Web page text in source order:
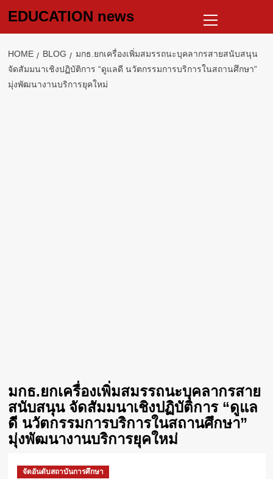
EDUCATION news
Menu
HOME BLOG
มกธ.ยกเครื่องเพิ่มสมรรถนะบุคลากรสายสนับสนุน
จัดสัมมนาเชิงปฏิบัติการ “ดูแลดี นวัตกรรมการบริการในสถานศึกษา”
มุ่งพัฒนางานบริการยุคใหม่
มกธ.ยกเครื่องเพิ่มสมรรถนะบุคลากรสาย
สนับสนุน จัดสัมมนาเชิงปฏิบัติการ “ดูแล
ดี นวัตกรรมการบริการในสถานศึกษา”
มุ่งพัฒนางานบริการยุคใหม่
จัดอันดับสถาบันการศึกษา